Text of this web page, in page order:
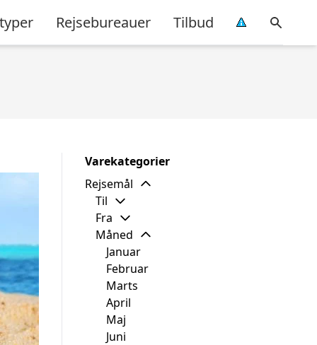
Rejsebureauer Tilbud
Varekategorier
Rejsemål
Til
Fra
Måned
Januar
Februar
Marts
April
Maj
Juni